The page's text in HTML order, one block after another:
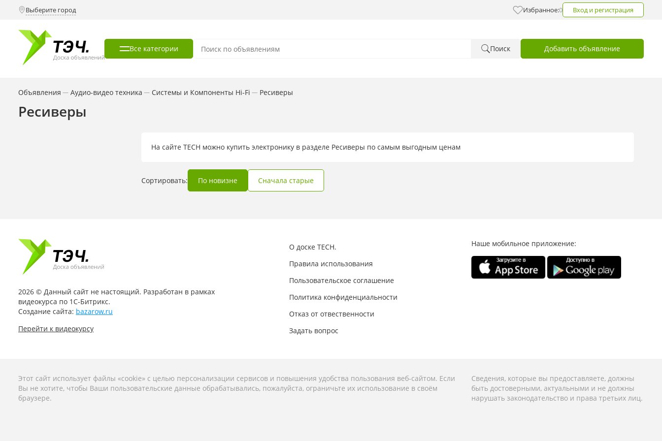
Выберите город Избранное:0 Вход и регистрация
Все категории Поиск Добавить объявление
Объявления — Аудио-видео техника — Системы и Компоненты Hi-Fi — Ресиверы
Ресиверы
На сайте TECH можно купить электронику в разделе Ресиверы по самым выгодным ценам
Сортировать: По новизне Сначала старые
2026 © Данный сайт не настоящий. Разработан в рамках
видеокурса по 1С-Битрикс.
Создание сайта: bazarow.ru
Перейти к видеокурсу
О доске TECH.
Правила использования
Пользовательское соглашение
Политика конфиденциальности
Отказ от отвественности
Задать вопрос
Наше мобильное приложение:
Этот сайт использует файлы «cookie» с целью персонализации сервисов и повышения удобства пользования веб-сайтом. Если
Вы не хотите, чтобы Ваши пользовательские данные обрабатывались, пожалуйста, ограничьте их использование в своём
браузере.
Сведения, которые вы предоставляете, должны
быть достоверными, актуальными и не должны
нарушать законодательство и права третьих лиц.